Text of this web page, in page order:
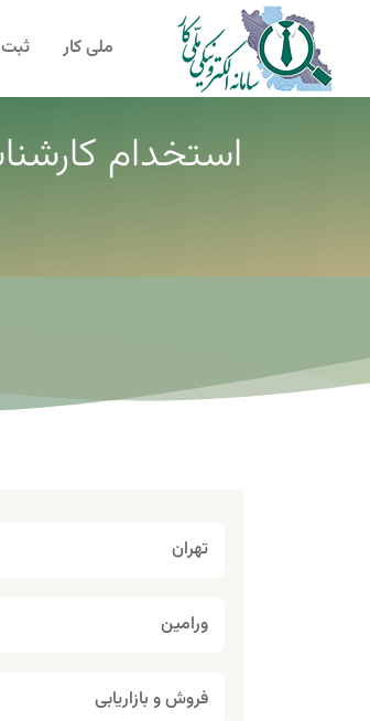
ملی کار ثبت
استخدام